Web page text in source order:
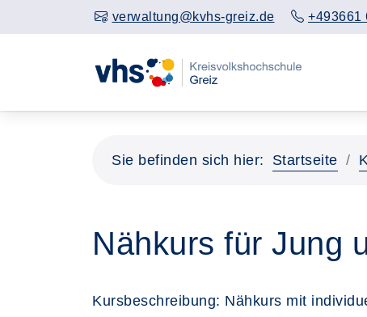
verwaltung@kvhs-greiz.de +493661
Sie befinden sich hier: Startseite
Nähkurs für Jung
Kursbeschreibung: Nähkurs mit